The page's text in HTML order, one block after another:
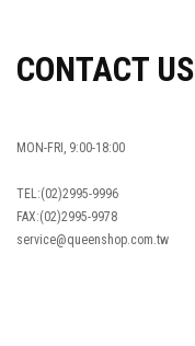
CONTACT US
MON-FRI, 9:00-18:00
TEL:(02)2995-9996
FAX:(02)2995-9978
service@queenshop.com.tw